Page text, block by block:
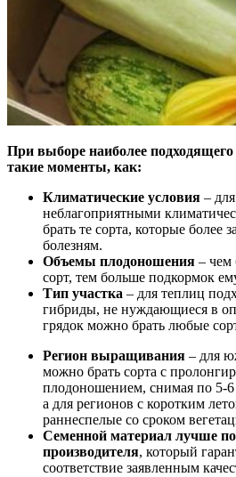
При выборе наиболее
такие моменты, как:
Климатические условия –
неблагоприятными
брать те сорта, которые более
болезням.
Объемы плодоношения – чем
сорт, тем больше подкормок
Тип участка – для теплиц
гибриды, не нуждающиеся в
грядок можно брать любые
Регион выращивания – для
можно брать сорта с
плодоношением, снимая по 5-6
а для регионов с коротким
раннеспелые со сроком
Семенной материал лучше
производителя, который
соответствие заявленным